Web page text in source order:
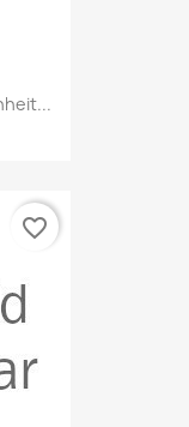
favorite_border